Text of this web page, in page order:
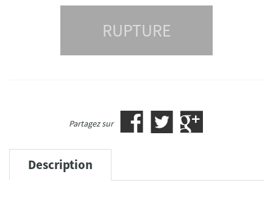
RUPTURE
Partagez sur
Description